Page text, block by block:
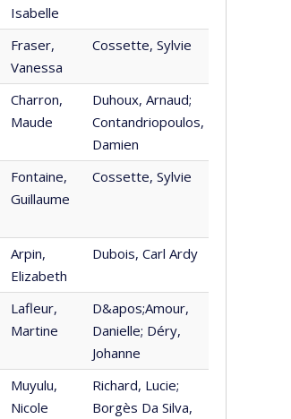
Isabelle
Fraser,
Vanessa
Cossette, Sylvie
Charron,
Maude
Duhoux, Arnaud;
Contandriopoulos,
Damien
Fontaine,
Guillaume
Cossette, Sylvie
Arpin,
Elizabeth
Dubois, Carl Ardy
Lafleur,
Martine
D&apos;Amour,
Danielle; Déry,
Johanne
Muyulu,
Nicole
Richard, Lucie;
Borgès Da Silva,